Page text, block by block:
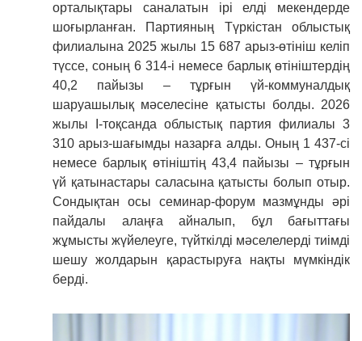
орталықтары саналатын ірі елді мекендерде
шоғырланған. Партияның Түркістан облыстық
филиалына 2025 жылы 15 687 арыз-өтініш келіп
түссе, соның 6 314-і немесе барлық өтініштердің
40,2 пайызы – тұрғын үй-коммуналдық
шаруашылық мәселесіне қатысты болды. 2026
жылы І-тоқсанда облыстық партия филиалы 3
310 арыз-шағымды назарға алды. Оның 1 437-сі
немесе барлық өтініштің 43,4 пайызы – тұрғын
үй қатынастары саласына қатысты болып отыр.
Сондықтан осы семинар-форум мазмұнды әрі
пайдалы алаңға айналып, бұл бағыттағы
жұмысты жүйелеуге, түйткілді мәселелерді тиімді
шешу жолдарын қарастыруға нақты мүмкіндік
берді.